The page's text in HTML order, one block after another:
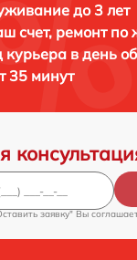
до 3 лет
счет, ремонт по
курьера в день
35 минут
заявку" Вы